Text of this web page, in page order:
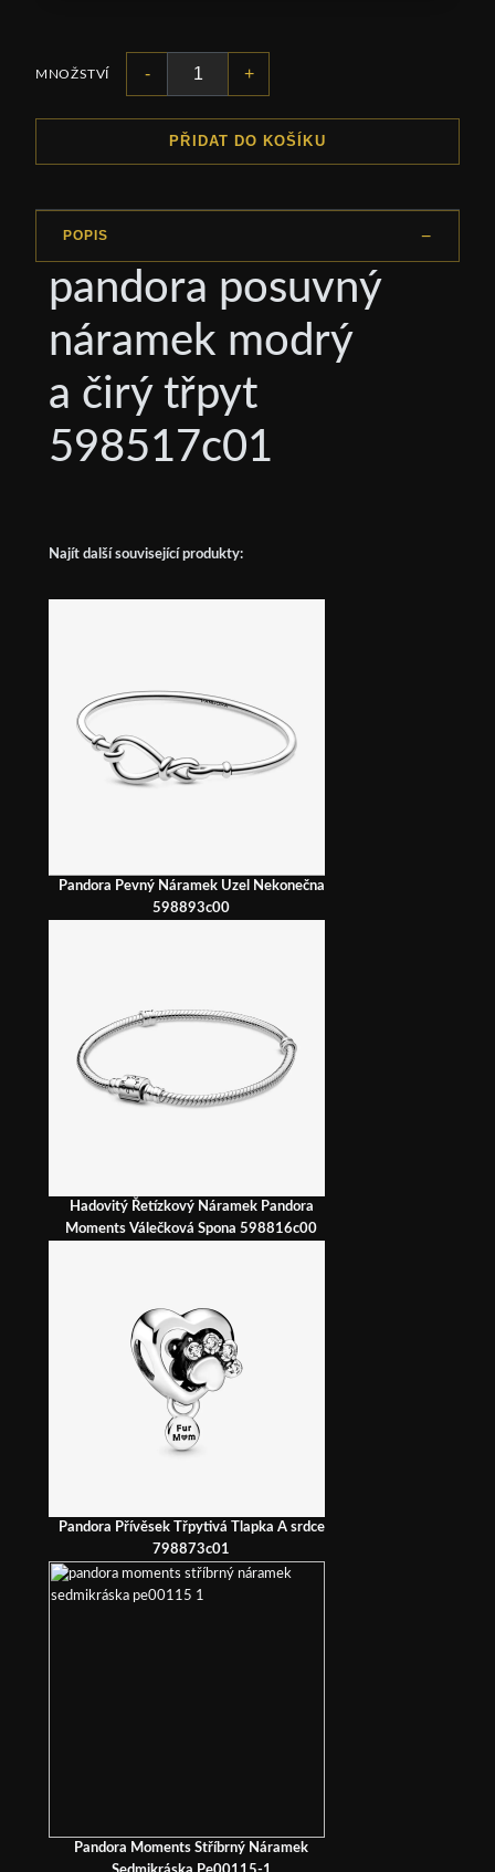
MNOŽSTVÍ - +
PŘIDAT DO KOŠÍKU
POPIS
pandora posuvný
náramek modrý
a čirý třpyt
598517c01
Najít další související produkty:
Pandora Pevný Náramek Uzel Nekonečna
598893c00
Hadovitý Řetízkový Náramek Pandora
Moments Válečková Spona 598816c00
Pandora Přívěsek Třpytivá Tlapka A srdce
798873c01
Pandora Moments Stříbrný Náramek